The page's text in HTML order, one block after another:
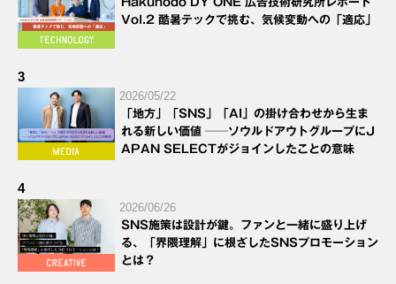
Vol.2 酷暑テックで挑む、気候変動への「適応」
3
2026/05/22
「地方」「SNS」「AI」の掛け合わせから生ま
れる新しい価値 ──ソウルドアウトグループにJ
APAN SELECTがジョインしたことの意味
4
2026/06/26
SNS施策は設計が鍵。ファンと一緒に盛り上げ
る、「界隈理解」に根ざしたSNSプロモーション
とは？